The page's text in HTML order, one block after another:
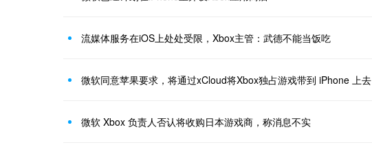
流媒体服务在iOS上处处受限，Xbox主管：武德不能当饭吃
微软同意苹果要求，将通过xCloud将Xbox独占游戏带到 iPhone 上去
微软 Xbox 负责人否认将收购日本游戏商，称消息不实